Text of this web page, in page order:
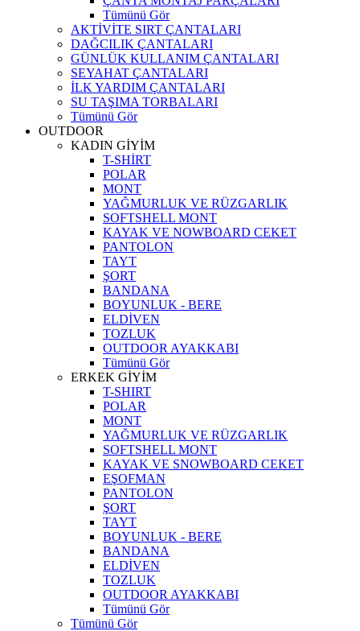
Tümünü Gör
AKTİVİTE SIRT ÇANTALARI
DAĞCILIK ÇANTALARI
GÜNLÜK KULLANIM ÇANTALARI
SEYAHAT ÇANTALARI
İLK YARDIM ÇANTALARI
SU TAŞIMA TORBALARI
Tümünü Gör
OUTDOOR
KADIN GİYİM
T-SHİRT
POLAR
MONT
YAĞMURLUK VE RÜZGARLIK
SOFTSHELL MONT
KAYAK VE NOWBOARD CEKET
PANTOLON
TAYT
ŞORT
BANDANA
BOYUNLUK - BERE
ELDİVEN
TOZLUK
OUTDOOR AYAKKABI
Tümünü Gör
ERKEK GİYİM
T-SHIRT
POLAR
MONT
YAĞMURLUK VE RÜZGARLIK
SOFTSHELL MONT
KAYAK VE SNOWBOARD CEKET
EŞOFMAN
PANTOLON
ŞORT
TAYT
BOYUNLUK - BERE
BANDANA
ELDİVEN
TOZLUK
OUTDOOR AYAKKABI
Tümünü Gör
Tümünü Gör